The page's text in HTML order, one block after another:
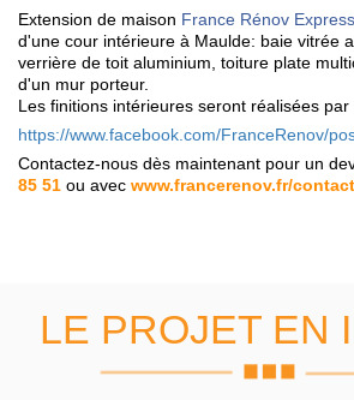
Extension de maison France Rénov Express
d'une cour intérieure à Maulde: baie vitrée
verrière de toit aluminium, toiture plate
d'un mur porteur.
Les finitions intérieures seront réalisées par
https://www.facebook.com/FranceRenov/
Contactez-nous dès maintenant pour un
85 51 ou avec www.francerenov.fr/contact
LE PROJET EN